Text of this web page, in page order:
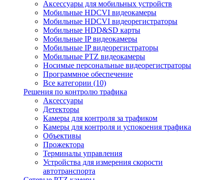
Аксессуары для мобильных устройств
Мобильные HDCVI видеокамеры
Мобильные HDCVI видеорегистраторы
Мобильные HDD&SD карты
Мобильные IP видеокамеры
Мобильные IP видеорегистраторы
Мобильные PTZ видеокамеры
Носимые персональные видеорегистраторы
Программное обеспечение
Все категории (10)
Решения по контролю трафика
Аксессуары
Детекторы
Камеры для контроля за трафиком
Камеры для контроля и успокоения трафика
Объективы
Прожектора
Терминалы управления
Устройства для измерения скорости
автотранспорта